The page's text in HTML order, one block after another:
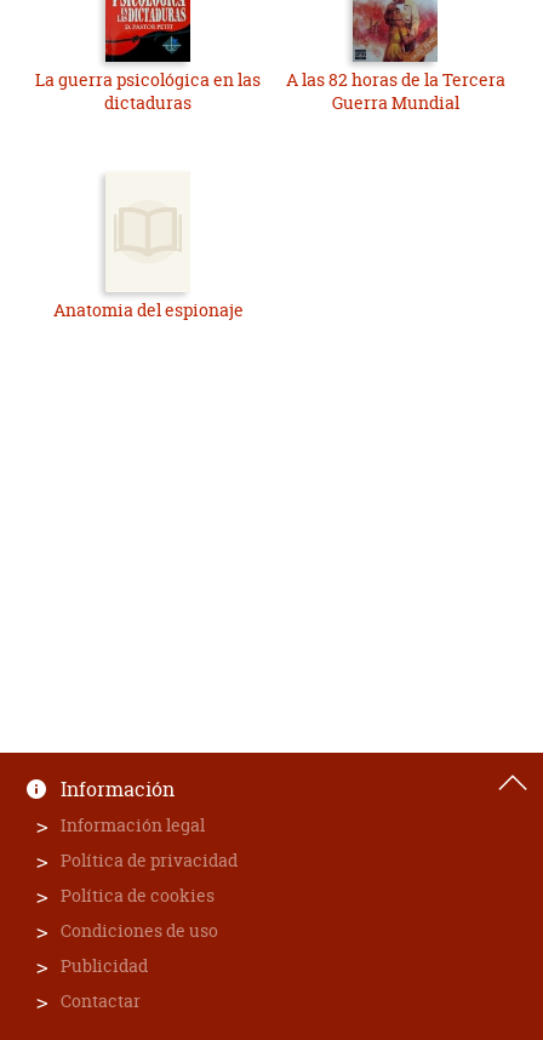
La guerra psicológica en las
dictaduras
A las 82 horas de la Tercera
Guerra Mundial
Anatomia del espionaje
Información
Información legal
Política de privacidad
Política de cookies
Condiciones de uso
Publicidad
Contactar